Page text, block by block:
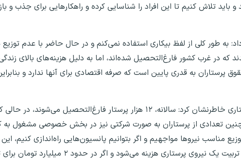
باید تلاش کنیم تا این افراد را شناسایی کرده و راهکارهایی برای جذب و
به طور کلی از لفظ بیکاری استفاده نمی‌کنم و در حال حاضر با عدم
در غرب کشور فارغ‌التحصیل شده‌اند، اما به دلیل هزینه‌های بالای
به قدری پایین است که صرفه اقتصادی برای آنها ندارد و
همچنین تعدادی از پرستاران به صورت شرکتی نیز در بخش خصوصی مشغول
مناسب نیروها مواجهیم و اگر بتوانیم پانسیون‌هایی راه‌اندازی
شد. در حال حاضر، حدود ۵ میلیارد تومان برای تربیت یک نیروی